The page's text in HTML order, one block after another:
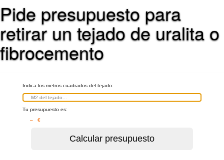
Pide presupuesto para
retirar un tejado de uralita o
fibrocemento
Indica los metros cuadrados del tejado:
Tu presupuesto es:
– €